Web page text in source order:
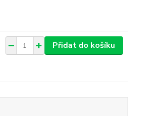
Přidat do košíku